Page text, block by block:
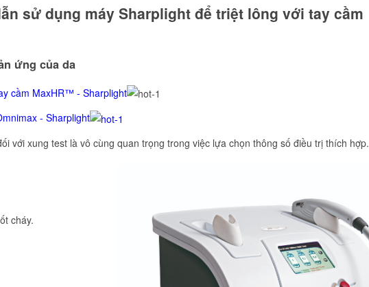
sử dụng máy Sharplight để triệt lông với tay cầm
ứng của da
cầm MaxHR™ - Sharplight
- Sharplight
với xung test là vô cùng quan trọng trong việc lựa chọn thông số điều trị thích hợp.
cháy.